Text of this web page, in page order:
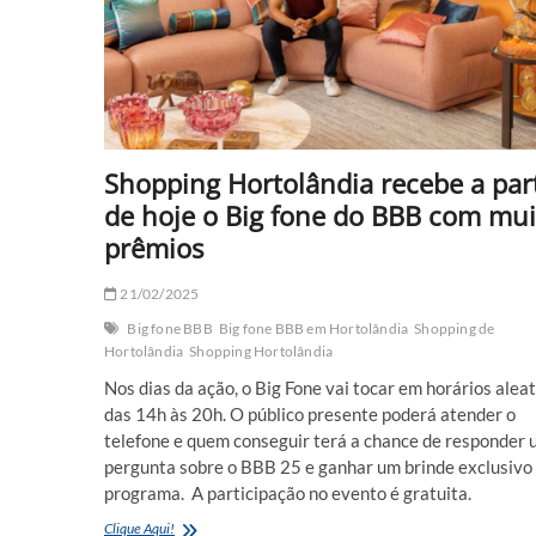
Shopping Hortolândia recebe a
de hoje o Big fone do BBB com
prêmios
21/02/2025
Big fone BBB Big fone BBB em Hortolândia Shopping de
Hortolândia Shopping Hortolândia
Nos dias da ação, o Big Fone vai tocar em horários
das 14h às 20h. O público presente poderá atender o
telefone e quem conseguir terá a chance de responder
pergunta sobre o BBB 25 e ganhar um brinde exclusivo
programa. A participação no evento é gratuita.
Clique Aqui! Shopping